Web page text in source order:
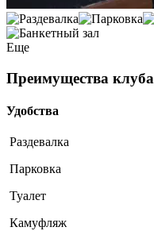
Еще
Преимущества клуба
Удобства
Раздевалка
Парковка
Туалет
Камуфляж